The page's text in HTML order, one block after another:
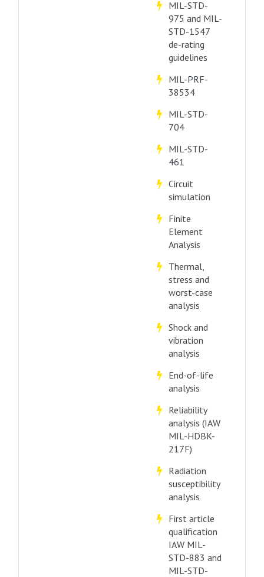
MIL-STD-
975 and MIL-
STD-1547
de-rating
guidelines
MIL-PRF-
38534
MIL-STD-
704
MIL-STD-
461
Circuit
simulation
Finite
Element
Analysis
Thermal,
stress and
worst-case
analysis
Shock and
vibration
analysis
End-of-life
analysis
Reliability
analysis (IAW
MIL-HDBK-
217F)
Radiation
susceptibility
analysis
First article
qualification
IAW MIL-
STD-883 and
MIL-STD-